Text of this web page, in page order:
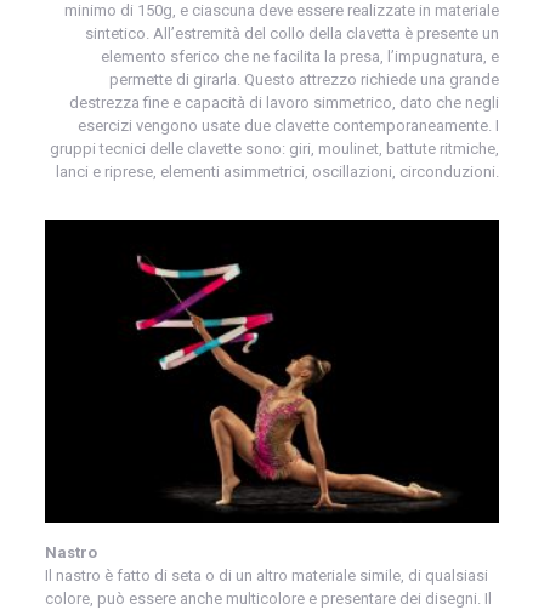
minimo di 150g, e ciascuna deve essere realizzate in materiale
sintetico. All’estremità del collo della clavetta è presente un
elemento sferico che ne facilita la presa, l’impugnatura, e
permette di girarla. Questo attrezzo richiede una grande
destrezza fine e capacità di lavoro simmetrico, dato che negli
esercizi vengono usate due clavette contemporaneamente. I
gruppi tecnici delle clavette sono: giri, moulinet, battute ritmiche,
lanci e riprese, elementi asimmetrici, oscillazioni, circonduzioni.
Nastro
Il nastro è fatto di seta o di un altro materiale simile, di qualsiasi
colore, può essere anche multicolore e presentare dei disegni. Il